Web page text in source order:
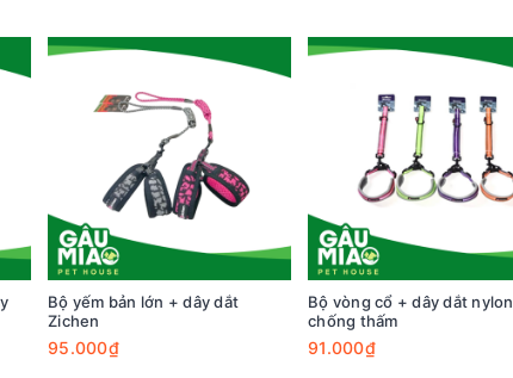
Bộ yếm bản lớn + dây dắt
Zichen
95.000₫
Bộ vòng cổ + dây dắt nylon
chống thấm
91.000₫